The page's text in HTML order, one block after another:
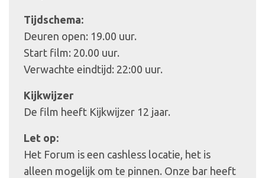
Tijdschema:
Deuren open: 19.00 uur.
Start film: 20.00 uur.
Verwachte eindtijd: 22:00 uur.
Kijkwijzer
De film heeft Kijkwijzer 12 jaar.
Let op:
Het Forum is een cashless locatie, het is
alleen mogelijk om te pinnen. Onze bar heeft